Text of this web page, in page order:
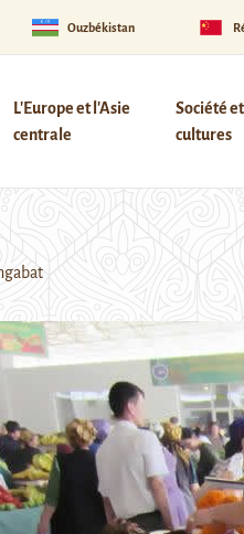
Ouzbékistan
L'Europe et l'Asie
centrale
Société et
cultures